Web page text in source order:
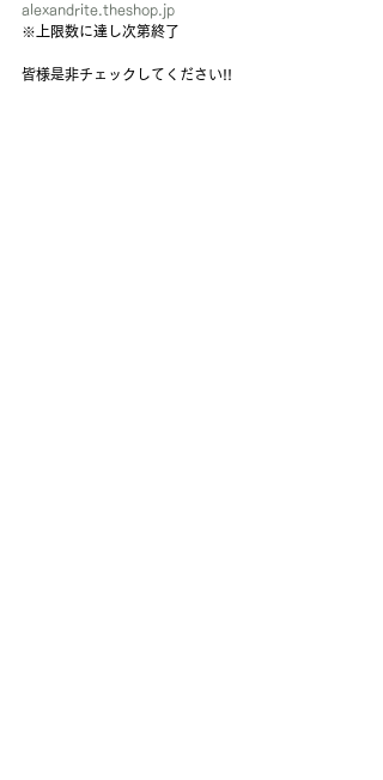
alexandrite.theshop.jp
※上限数に達し次第終了
皆様是非チェックしてください!!